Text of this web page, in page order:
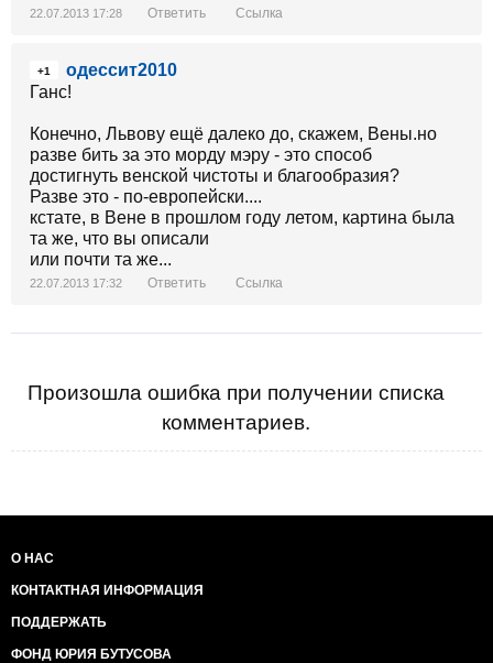
22.07.2013 17:28 Ответить Ссылка
+1
одессит2010
Ганс!
Конечно, Львову ещё далеко до, скажем, Вены.но
разве бить за это морду мэру - это способ
достигнуть венской чистоты и благообразия?
Разве это - по-европейски....
кстате, в Вене в прошлом году летом, картина была
та же, что вы описали
или почти та же...
22.07.2013 17:32 Ответить Ссылка
Произошла ошибка при получении списка
комментариев.
О НАС
КОНТАКТНАЯ ИНФОРМАЦИЯ
ПОДДЕРЖАТЬ
ФОНД ЮРИЯ БУТУСОВА